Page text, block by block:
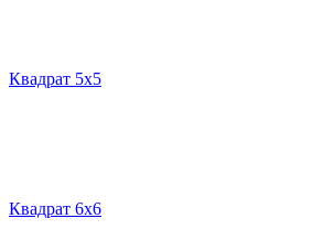
Квадрат 5х5
Квадрат 6х6